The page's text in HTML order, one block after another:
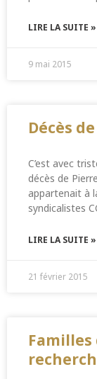
LIRE LA SUITE »
9 mai 2015
Décès
C’est avec
décès de
appartenait à
syndicalistes
LIRE LA SUITE »
21 février 2015
Familles